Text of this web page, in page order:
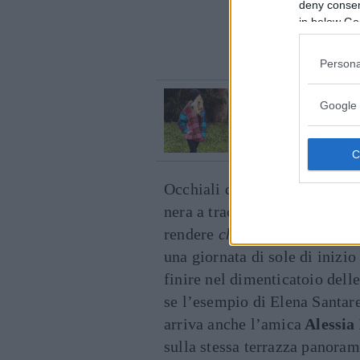
deny
in below
Google
Il cappotto
di tendenza
Occhiali da sole, capelli
nera a tracolla e il gioco è
rendere chic
una giornata di sole di inizio
finire nel dimenticatoio delle
se l’esempio di Elena
arriva anche l’amica
sulla stessa terrazza